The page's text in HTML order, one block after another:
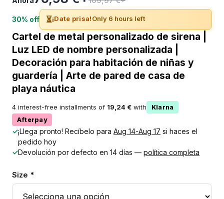
30% off ⏳¡Date prisa!Only 6 hours left
Cartel de metal personalizado de sirena |
Luz LED de nombre personalizada |
Decoración para habitación de niñas y
guardería | Arte de pared de casa de
playa náutica
4 interest-free installments of 19,24 € with
Klarna
Afterpay
✓¡Llega pronto! Recíbelo para Aug 14-Aug 17 si haces el
pedido hoy
✓Devolución por defecto en 14 días — política completa
Size *